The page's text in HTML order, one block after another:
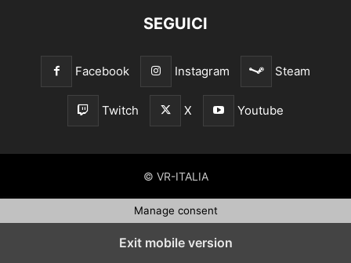
SEGUICI
Facebook Instagram Steam
Twitch X Youtube
© VR-ITALIA
Manage consent
Exit mobile version